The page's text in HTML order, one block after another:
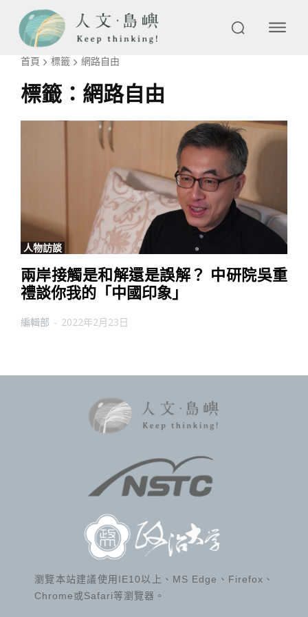
首頁 標籤 網路自由
標籤： 網路自由
人物訪談
兩岸接觸是和解還是誤解？ 中研院吳重
禮談你我的「中國印象」
編輯部 - 2022年2月23日
瀏覽本站建議使用IE10以上、MS Edge、Firefox、
Chrome或Safari等瀏覽器。